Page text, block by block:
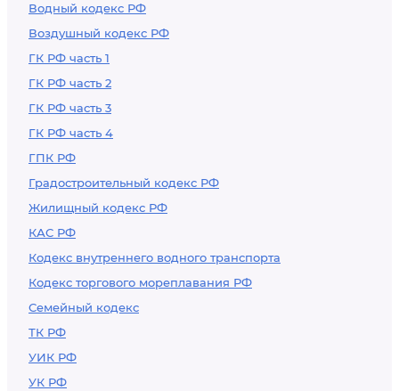
Водный кодекс РФ
Воздушный кодекс РФ
ГК РФ часть 1
ГК РФ часть 2
ГК РФ часть 3
ГК РФ часть 4
ГПК РФ
Градостроительный кодекс РФ
Жилищный кодекс РФ
КАС РФ
Кодекс внутреннего водного транспорта
Кодекс торгового мореплавания РФ
Семейный кодекс
ТК РФ
УИК РФ
УК РФ